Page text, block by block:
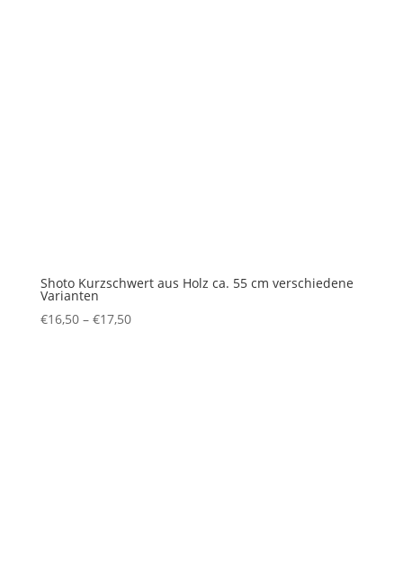
Shoto Kurzschwert aus Holz ca. 55 cm verschiedene
Varianten
€16,50 – €17,50Preisspanne: